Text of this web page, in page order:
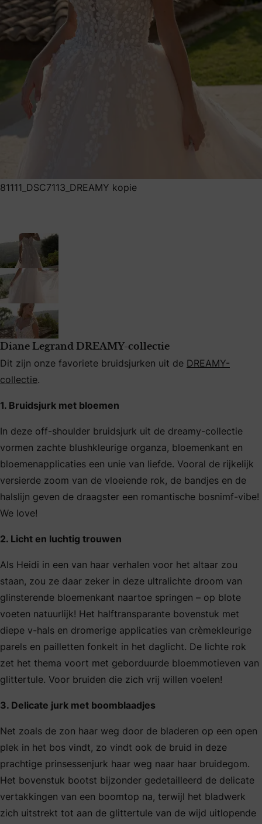
81111_DSC7113_DREAMY kopie
Diane Legrand DREAMY-collectie
Dit zijn onze favoriete bruidsjurken uit de DREAMY-
collectie.
1. Bruidsjurk met bloemen
In deze off-shoulder bruidsjurk uit de dreamy-collectie
vormen zachte blushkleurige organza, bloemenkant en
bloemenapplicaties een unie van liefde. Vooral de rijkelijk
versierde zoom van de vloeiende rok, de bandjes en de
halslijn geven de draagster een romantische bosnimf-vibe!
We love!
2. Licht en luchtig trouwen
Als Heidi in een van haar verhalen voor het altaar zou
staan, zou ze daar zeker in deze ultralichte droom van
glinsterende bloemenkant naartoe springen – op blote
voeten natuurlijk! Het halftransparante bovenstuk met
diepe v-hals en dromerige applicaties van crèmekleurige
parels en pailletten fonkelt in het daglicht. De lichte rok
zet het thema voort met geborduurde bloemmotieven van
glittertule. Voor bruiden die zich vrij willen voelen!
3. Delicate jurk met boomblaadjes
Net zoals de zon haar weg door de bladeren op een open
plek in het bos vindt, zo vindt ook de bruid in deze
prachtige prinsessenjurk haar weg naar haar bruidegom.
Het bovenstuk bootst bijzonder gedetailleerd de delicate
vertakkingen van een boomtop na, terwijl het bladwerk
zich uitstrekt tot aan de glittertule van de wijd uitlopende